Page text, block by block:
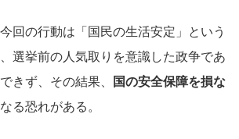
回の行動は「国民の生活安定」という
選挙前の人気取りを意識した政争であ
きず、その結果、
国の安全保障を損な
る恐れがある。